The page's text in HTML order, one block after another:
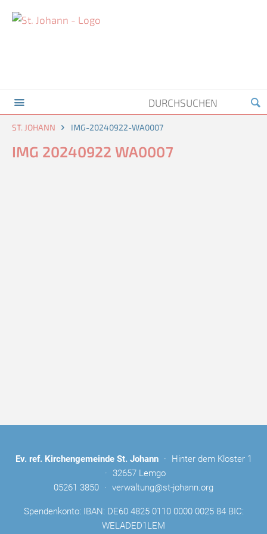
ST. JOHANN IMG-20240922-WA0007
IMG 20240922 WA0007
Ev. ref. Kirchengemeinde St. Johann ·
Hinter dem Kloster 1
· 32657 Lemgo
05261 3850 · verwaltung@st-johann.org
Spendenkonto: IBAN: DE60 4825 0110 0000 0025 84 BIC:
WELADED1LEM